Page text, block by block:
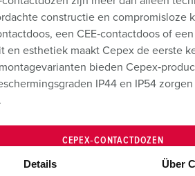
Details Über
constructie en compromisloze
een CEE‑contactdoos of
en esthetiek maakt Cepex de eerste
bieden
IP44 en IP54
CEPEX‑CONTACTDOZEN